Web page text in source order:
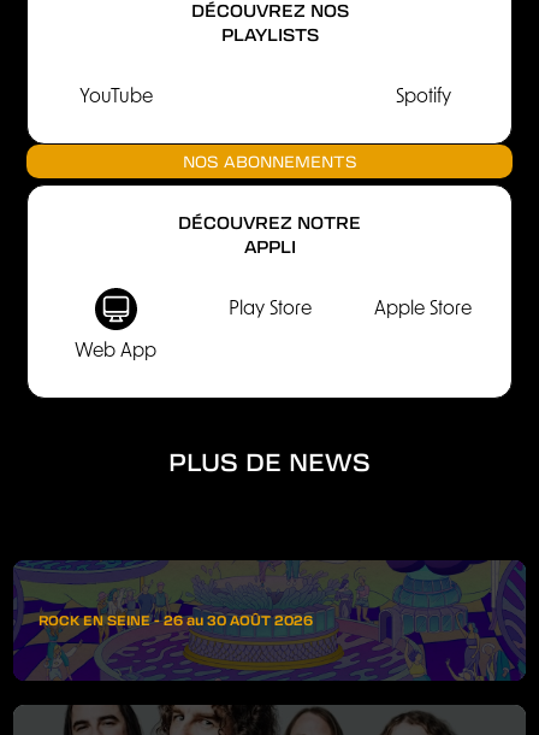
DÉCOUVREZ NOS
PLAYLISTS
YouTube Spotify
NOS ABONNEMENTS
DÉCOUVREZ NOTRE
APPLI
Web App
Play Store Apple Store
PLUS DE NEWS
ROCK EN SEINE - 26 au 30 AOÛT 2026